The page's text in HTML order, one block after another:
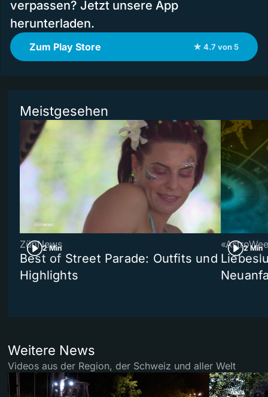
verpassen? Jetzt unsere App
herunterladen.
Zum Play Store ★ 4.7 von 5
Meistgesehen
2 Min
ZüriNews
Best of Street Parade: Outfits und
Highlights
2 Min
Weitere News
Videos aus der Region, der Schweiz und aller Welt